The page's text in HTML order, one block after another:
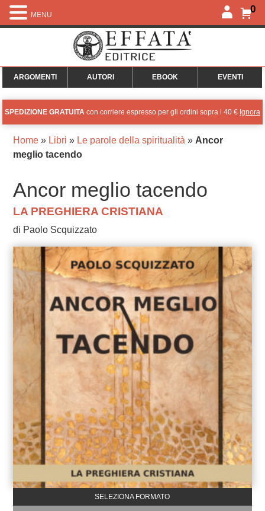
0
ARGOMENTI AUTORI EBOOK EVENTI
SPEDIZIONE GRATUITA con corriere espresso per gli ordini sopra i 40 € Ignora
Home» Libri » Le parole della spiritualità » Ancor
meglio tacendo
Ancor meglio tacendo
LA PREGHIERA CRISTIANA
di Paolo Scquizzato
SELEZIONA FORMATO
MENU